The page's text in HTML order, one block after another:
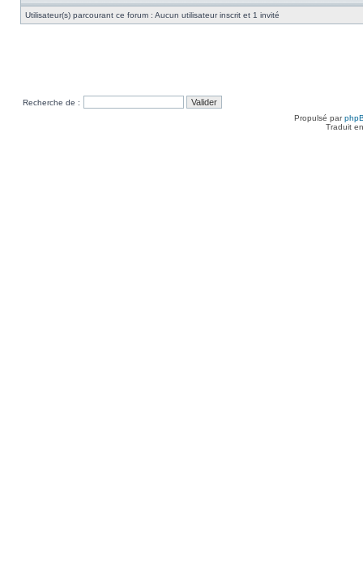
Utilisateur(s) parcourant ce forum : Aucun utilisateur inscrit et 1 invité
Recherche de :
Propulsé par
Traduit